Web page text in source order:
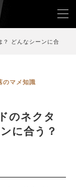
？ どんなシーンに合
のマメ知識
のネクタ
に合う？